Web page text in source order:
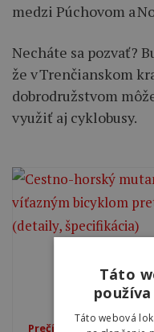
medzi Púchovom a
Necháte sa pozvať?
že v Trenčianskom
dobrodružstvom
využiť aj cyklobusy.
Prečítajte si tiež
Táto
Táto webová